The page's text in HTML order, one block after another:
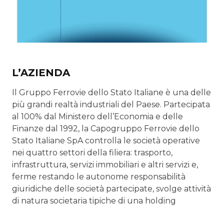
L’AZIENDA
Il Gruppo Ferrovie dello Stato Italiane è una delle
più grandi realtà industriali del Paese. Partecipata
al 100% dal Mini­stero dell’Economia e delle
Finanze dal 1992, la Capogruppo Ferrovie dello
Stato Italiane SpA controlla le società opera­tive
nei quattro settori della filiera: trasporto,
infrastruttura, servizi immobiliari e altri servizi e,
ferme restando le au­tonome responsabilità
giuridiche delle società partecipate, svolge attività
di natura societaria tipiche di una holding